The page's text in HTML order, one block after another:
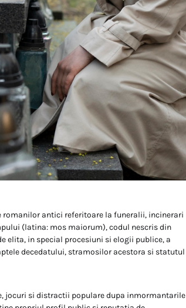
antici referitoare la funeralii, incinerari
(latina: mos maiorum), codul nescris din
elita, in special procesiuni si elogii publice, a
decedatului, stramosilor acestora si statutul
jocuri si distractii populare dupa inmormantarile